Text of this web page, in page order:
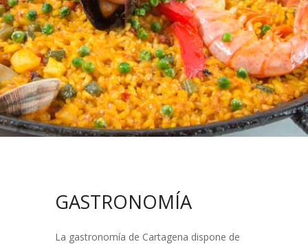
GASTRONOMÍA
La gastronomía de Cartagena dispone de